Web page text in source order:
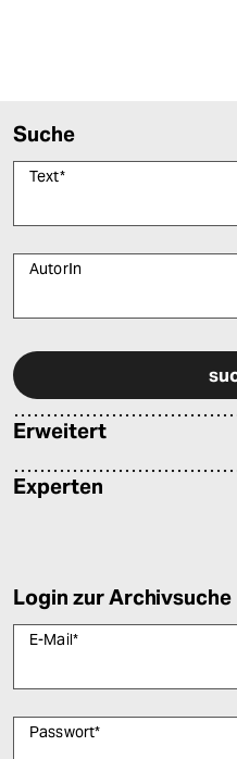
Suche
Text*
AutorIn
Erweitert
Experten
Login zur Archivsuche
E-Mail*
Passwort*